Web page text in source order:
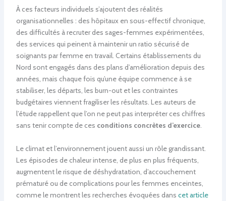
À ces facteurs individuels s’ajoutent des réalités
organisationnelles : des hôpitaux en sous-effectif chronique,
des difficultés à recruter des sages-femmes expérimentées,
des services qui peinent à maintenir un ratio sécurisé de
soignants par femme en travail. Certains établissements du
Nord sont engagés dans des plans d’amélioration depuis des
années, mais chaque fois qu’une équipe commence à se
stabiliser, les départs, les burn-out et les contraintes
budgétaires viennent fragiliser les résultats. Les auteurs de
l’étude rappellent que l’on ne peut pas interpréter ces chiffres
sans tenir compte de ces conditions concrètes d’exercice.
Le climat et l’environnement jouent aussi un rôle grandissant.
Les épisodes de chaleur intense, de plus en plus fréquents,
augmentent le risque de déshydratation, d’accouchement
prématuré ou de complications pour les femmes enceintes,
comme le montrent les recherches évoquées dans cet article